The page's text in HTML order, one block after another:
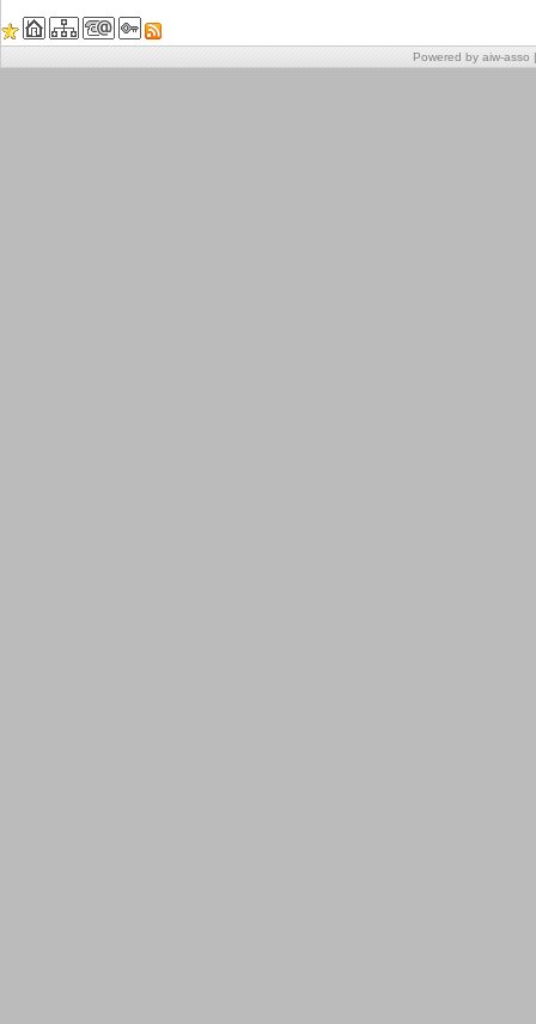
Powered by aiw-asso